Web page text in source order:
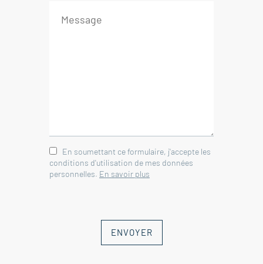
En soumettant ce formulaire, j'accepte les
conditions d'utilisation de mes données
personnelles. En savoir plus
ENVOYER